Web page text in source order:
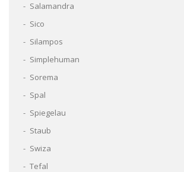
Salamandra
Sico
Silampos
Simplehuman
Sorema
Spal
Spiegelau
Staub
Swiza
Tefal